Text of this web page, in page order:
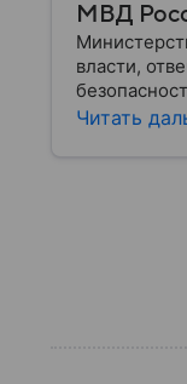
МВД
власти,
материале
Читать